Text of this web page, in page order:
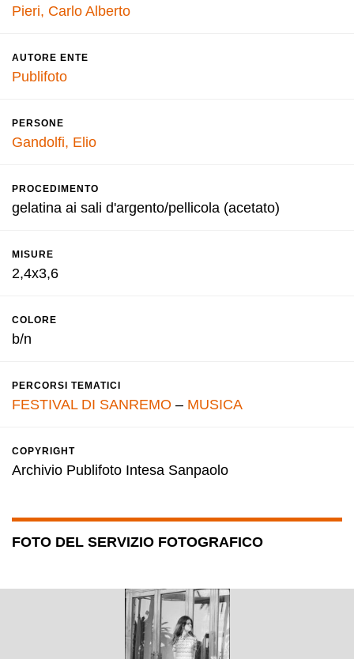
Pieri, Carlo Alberto
AUTORE ENTE
Publifoto
PERSONE
Gandolfi, Elio
PROCEDIMENTO
gelatina ai sali d'argento/pellicola (acetato)
MISURE
2,4x3,6
COLORE
b/n
PERCORSI TEMATICI
FESTIVAL DI SANREMO – MUSICA
COPYRIGHT
Archivio Publifoto Intesa Sanpaolo
FOTO DEL SERVIZIO FOTOGRAFICO